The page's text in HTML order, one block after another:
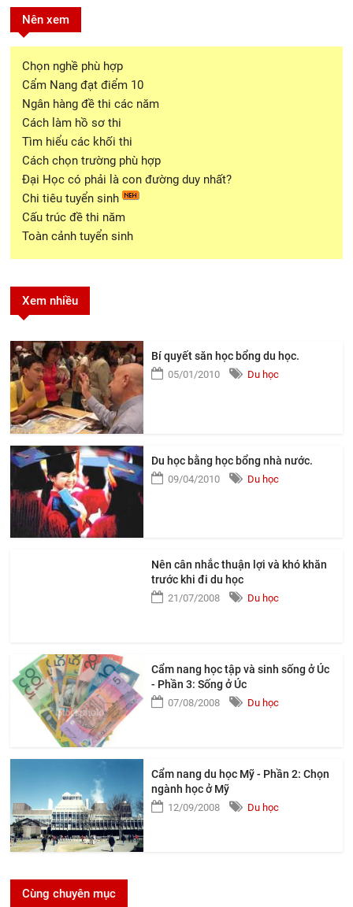
Nên xem
Chọn nghề phù hợp
Cẩm Nang đạt điểm 10
Ngân hàng đề thi các năm
Cách làm hồ sơ thi
Tìm hiểu các khối thi
Cách chọn trường phù hợp
Đại Học có phải là con đường duy nhất?
Chi tiêu tuyển sinh
Cấu trúc đề thi năm
Toàn cảnh tuyển sinh
Xem nhiều
Bí quyết săn học bổng du học.
05/01/2010 Du học
Du học bằng học bổng nhà nước.
09/04/2010 Du học
Nên cân nhắc thuận lợi và khó khăn
trước khi đi du học
21/07/2008 Du học
Cẩm nang học tập và sinh sống ở Úc
- Phần 3: Sống ở Úc
07/08/2008 Du học
Cẩm nang du học Mỹ - Phần 2: Chọn
ngành học ở Mỹ
12/09/2008 Du học
Cùng chuyên mục